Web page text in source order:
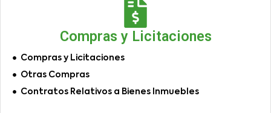
Compras y Licitaciones
Compras y Licitaciones
Otras Compras
Contratos Relativos a Bienes Inmuebles